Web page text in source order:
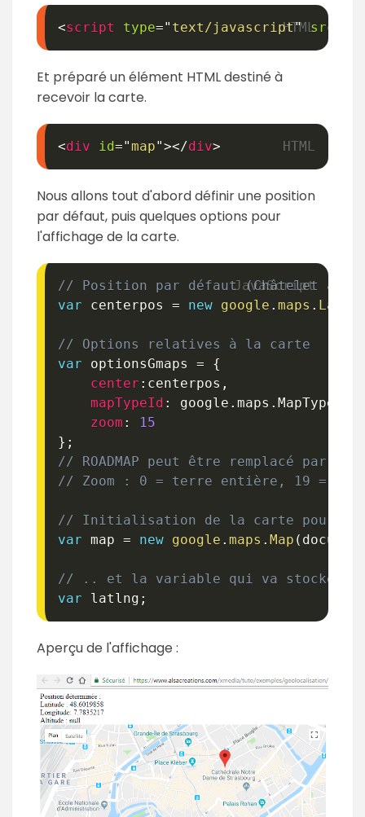
<script type=" text/javascript" src
Et préparé un élément HTML destiné à
recevoir la carte.
<div id="map"></div>
Nous allons tout d'abord définir une position
par défaut, puis quelques options pour
l'affichage de la carte.
// Position par défaut (Châtelet à
var centerpos = new google . maps .
// Options relatives à la carte
var optionsGmaps =
{
center : centerpos ,
mapTypeId : google . maps . MapTypeId
zoom :
15
} ;
// ROADMAP peut être remplacé par
// Zoom : 0 = terre entière, 19 = au
// Initialisation de la carte pour
var map = new google . maps . Map (
// .. et la variable qui va stocker les
var latlng ;
Aperçu de l'affichage :